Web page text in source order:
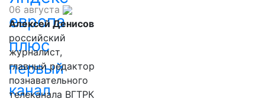
европа
плюс
первый
канал
06 августа
Алексей Денисов
российский
журналист,
главный редактор
познавательного
телеканала ВГТРК